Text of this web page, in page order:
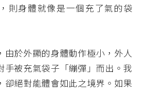
則身體就像是一個充了氣的袋
由於外顯的身體動作極小，外人
手被充氣袋子「繃彈」而出。我
卻絕對能體會如此之境界。如果